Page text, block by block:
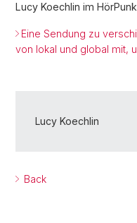
Lucy Koechlin im
Eine Sendung zu
von lokal und global mit,
Lucy Koechlin
Back